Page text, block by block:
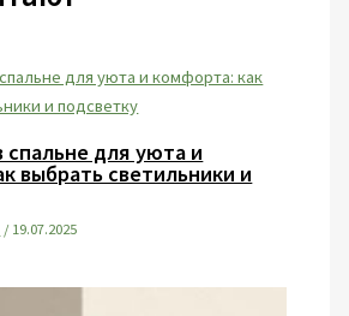
для уюта и
выбрать светильники и
/19.07.2025